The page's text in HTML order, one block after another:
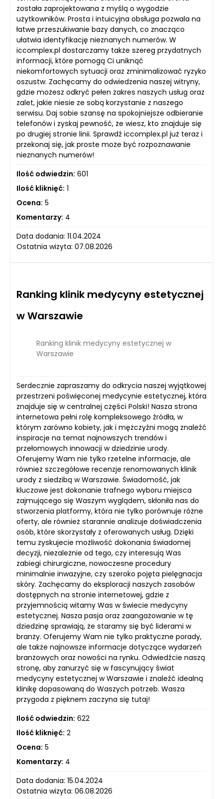
została zaprojektowana z myślą o wygodzie
użytkowników. Prosta i intuicyjna obsługa pozwala na
łatwe przeszukiwanie bazy danych, co znacząco
ułatwia identyfikację nieznanych numerów. W
iccomplex.pl dostarczamy także szereg przydatnych
informacji, które pomogą Ci uniknąć
niekomfortowych sytuacji oraz zminimalizować ryzyko
oszustw. Zachęcamy do odwiedzenia naszej witryny,
gdzie możesz odkryć pełen zakres naszych usług oraz
zalet, jakie niesie ze sobą korzystanie z naszego
serwisu. Daj sobie szansę na spokojniejsze odbieranie
telefonów i zyskaj pewność, że wiesz, kto znajduje się
po drugiej stronie linii. Sprawdź iccomplex.pl już teraz i
przekonaj się, jak proste może być rozpoznawanie
nieznanych numerów!
Ilość odwiedzin: 601
Ilość kliknięć: 1
Ocena: 5
Komentarzy: 4
Data dodania: 11.04.2024
Ostatnia wizyta: 07.08.2026
Ranking klinik medycyny estetycznej
w Warszawie
Ranking klinik medycyny estetycznej w
Warszawie
Serdecznie zapraszamy do odkrycia naszej wyjątkowej
przestrzeni poświęconej medycynie estetycznej, która
znajduje się w centralnej części Polski! Nasza strona
internetowa pełni rolę kompleksowego źródła, w
którym zarówno kobiety, jak i mężczyźni mogą znaleźć
inspiracje na temat najnowszych trendów i
przełomowych innowacji w dziedzinie urody.
Oferujemy Wam nie tylko rzetelne informacje, ale
również szczegółowe recenzje renomowanych klinik
urody z siedzibą w Warszawie. Świadomość, jak
kluczowe jest dokonanie trafnego wyboru miejsca
zajmującego się Waszym wyglądem, skłoniła nas do
stworzenia platformy, która nie tylko porównuje różne
oferty, ale również starannie analizuje doświadczenia
osób, które skorzystały z oferowanych usług. Dzięki
temu zyskujecie możliwość dokonania świadomej
decyzji, niezależnie od tego, czy interesują Was
zabiegi chirurgiczne, nowoczesne procedury
minimalnie inwazyjne, czy szeroko pojęta pielęgnacja
skóry. Zachęcamy do eksploracji naszych zasobów
dostępnych na stronie internetowej, gdzie z
przyjemnością witamy Was w świecie medycyny
estetycznej. Nasza pasja oraz zaangażowanie w tę
dziedzinę sprawiają, że staramy się być liderami w
branży. Oferujemy Wam nie tylko praktyczne porady,
ale także najnowsze informacje dotyczące wydarzeń
branżowych oraz nowości na rynku. Odwiedźcie naszą
stronę, aby zanurzyć się w fascynujący świat
medycyny estetycznej w Warszawie i znaleźć idealną
klinikę dopasowaną do Waszych potrzeb. Wasza
przygoda z pięknem zaczyna się tutaj!
Ilość odwiedzin: 622
Ilość kliknięć: 2
Ocena: 5
Komentarzy: 4
Data dodania: 15.04.2024
Ostatnia wizyta: 06.08.2026